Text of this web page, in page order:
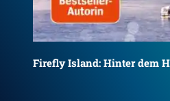
Firefly Island: Zurück zu dir